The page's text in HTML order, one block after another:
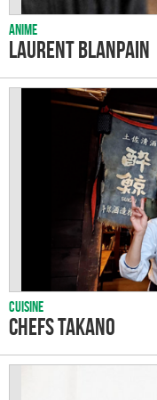
Anime
Laurent Blanpain
Cuisine
Chefs Takano